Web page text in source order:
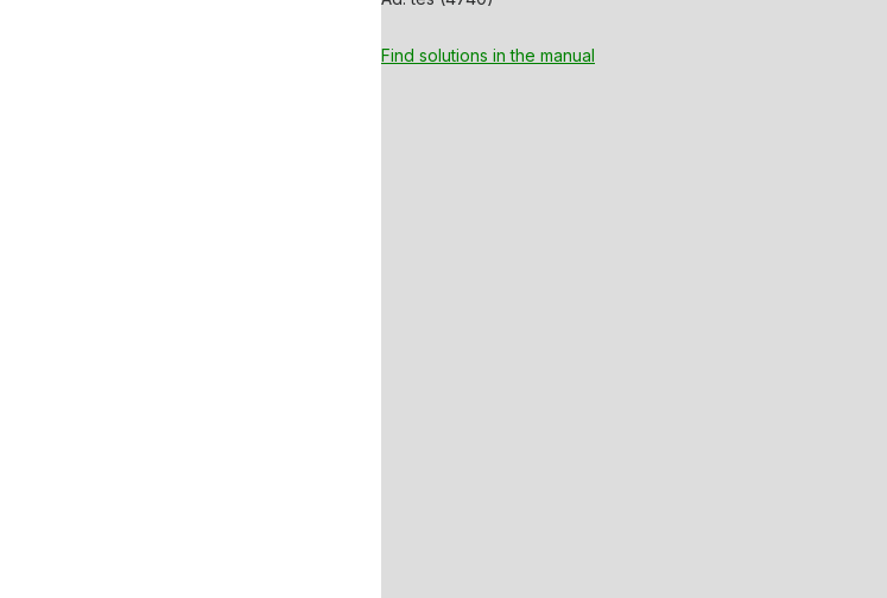
Find solutions in the manual